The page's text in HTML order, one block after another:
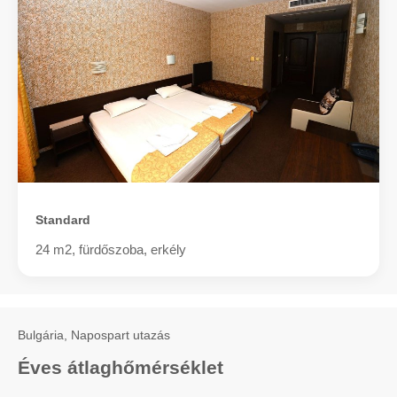
Standard
24 m2, fürdőszoba, erkély
Bulgária, Napospart utazás
Éves átlaghőmérséklet